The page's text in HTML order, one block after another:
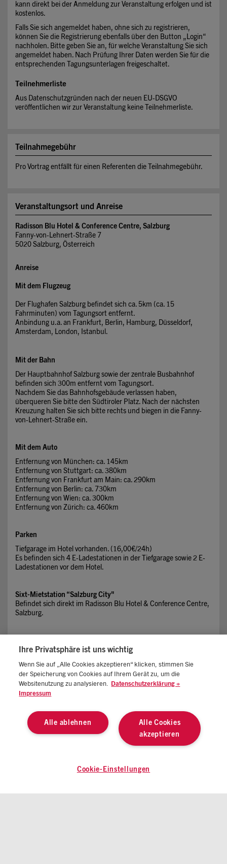
kann direkt bei der Anmeldung zur Veranstaltung erfolgen und ist
kostenlos.
Falls Sie sich angemeldet haben, ohne sich zu registrieren,
können Sie die Registrierung ebenfalls über den Button „Login“
nachholen. Bitte geben Sie an, für welche Veranstaltung Sie sich
angemeldet haben. Nach Prüfung Ihrer Daten werden Sie für die
entsprechenden Tagungsunterlagen freigeschaltet.
Teilnehmerliste
Aus Datenschutzgründen nach der neuen EU-DSGVO
veröffentlichen wir zur Veranstaltung keine Teilnehmerliste.
Teilnahmegebühr
Pro Vortrag entfällt für einen Referenten die Teilnahmegebühr.
Veranstaltungsort und Anreise
Radisson Blu Hotel & Conference Centre, Salzburg
Fanny-von-Lehnert-Straße 7
5020 Salzburg, Österreich
Anreise
Mit dem Flugzeug
Der Flughafen Salzburg befindet sich ca. 5km (ca. 15
Fahrminuten) vom Tagungsort entfernt.
Anbindung u.a. an Frankfurt, Berlin, Hamburg, Düsseldorf,
Amsterdam, London, Istanbul.
Mit der Bahn
Der Hauptbahnhof Salzburg sowie der zentrale Busbahnhof
befinden sich 300m entfernt vom Tagungsort.
Nachdem Sie das Bahnhofsgebäude verlassen haben,
überqueren Sie bitte den Südtiroler Platz. Nach der nächsten
Kreuzung halten Sie sich bitte rechts und biegen in die Fanny-
von-Lehnert-Straße ein.
Mit dem Auto
Entfernung von München: ca. 145km
Entfernung von Stuttgart: ca. 380km
Entfernung von Frankfurt am Main: ca. 290km
Entfernung von Berlin: ca. 730km
Entfernung von Wien: ca. 300km
Entfernung von Zürich: ca. 460km
Parken
Tiefgarage im Hotel vorhanden. (16,00€/24h)
Es befinden sich 4 E-Ladestationen in der Tiefgarage sowie 2 E-
Ladestationen vor dem Hotel.
Sixt-Mietstation “Salzburg City"
Befindet sich direkt im Radisson Blu Hotel & Conference Centre,
Salzburg.
WLAN / Internetzugang
Auf den meisten Tagungen haben Sie einen kostenlosen WLAN-
Zugang. Informationen zu Ihren Zugangsmöglichkeiten erhalten
Sie auf der Veranstaltung.
DATENSCHUTZ COOKIE-EINSTELLUNGEN
Ihre Privatsphäre ist uns wichtig
Wenn Sie auf „Alle Cookies akzeptieren“ klicken, stimmen Sie
der Speicherung von Cookies auf Ihrem Gerät zu, um die
Websitenutzung zu analysieren.
Datenschutzerklärung +
Impressum
Alle Cookies
akzeptieren
Alle ablehnen
Cookie-Einstellungen